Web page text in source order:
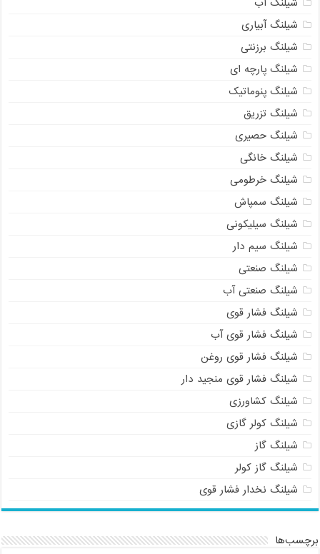
شیلنگ آبیاری
شیلنگ برزنتی
شیلنگ پارچه ای
شیلنگ پنوماتیک
شیلنگ تزریق
شیلنگ حصیری
شیلنگ خانگی
شیلنگ خرطومی
شیلنگ سمپاش
شیلنگ سیلیکونی
شیلنگ سیم دار
شیلنگ صنعتی
شیلنگ صنعتی آب
شیلنگ فشار قوی
شیلنگ فشار قوی آب
شیلنگ فشار قوی روغن
شیلنگ فشار قوی منجید دار
شیلنگ کشاورزی
شیلنگ کولر گازی
شیلنگ گاز
شیلنگ گاز کولر
شیلنگ نخدار فشار قوی
برچسب‌ها